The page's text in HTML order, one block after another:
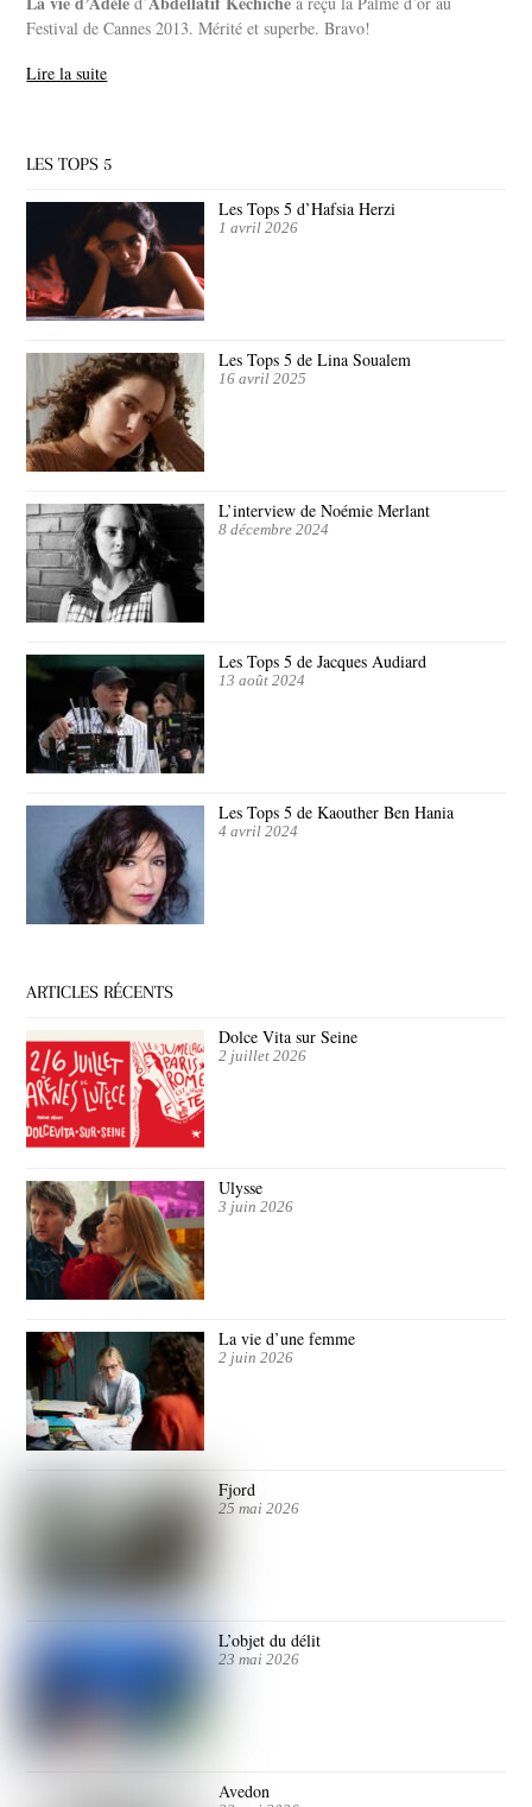
Festival de Cannes 2013. Mérité et superbe. Bravo!
Lire la suite
LES TOPS 5
Les Tops 5 d’Hafsia Herzi
1 avril 2026
Les Tops 5 de Lina Soualem
16 avril 2025
L’interview de Noémie Merlant
8 décembre 2024
Les Tops 5 de Jacques Audiard
13 août 2024
Les Tops 5 de Kaouther Ben Hania
4 avril 2024
ARTICLES RÉCENTS
Dolce Vita sur Seine
2 juillet 2026
Ulysse
3 juin 2026
La vie d’une femme
2 juin 2026
Fjord
25 mai 2026
L’objet du délit
23 mai 2026
Avedon